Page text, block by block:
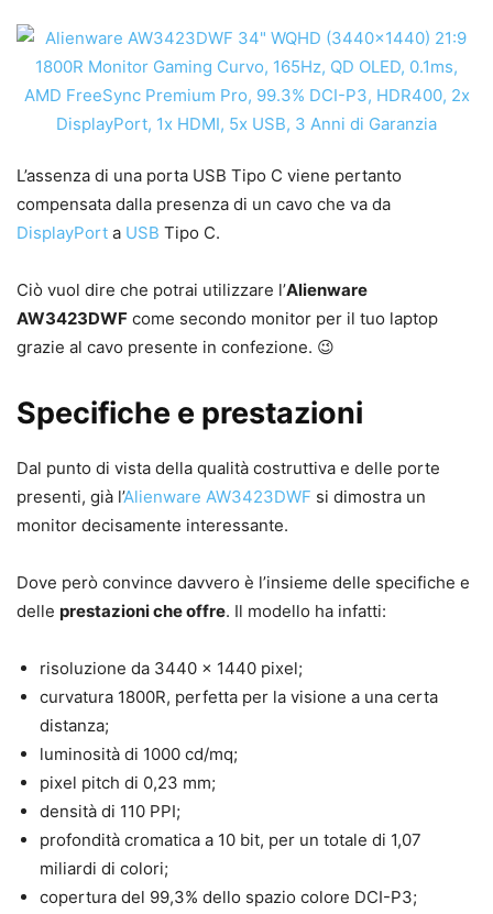
L’assenza di una porta USB Tipo C viene pertanto
compensata dalla presenza di un cavo che va da
DisplayPort a USB Tipo C.
Ciò vuol dire che potrai utilizzare l’Alienware
AW3423DWF come secondo monitor per il tuo laptop
grazie al cavo presente in confezione. 😉
Specifiche e prestazioni
Dal punto di vista della qualità costruttiva e delle porte
presenti, già l’Alienware AW3423DWF si dimostra un
monitor decisamente interessante.
Dove però convince davvero è l’insieme delle specifiche e
delle prestazioni che offre. Il modello ha infatti:
risoluzione da 3440 x 1440 pixel;
curvatura 1800R, perfetta per la visione a una certa
distanza;
luminosità di 1000 cd/mq;
pixel pitch di 0,23 mm;
densità di 110 PPI;
profondità cromatica a 10 bit, per un totale di 1,07
miliardi di colori;
copertura del 99,3% dello spazio colore DCI-P3;